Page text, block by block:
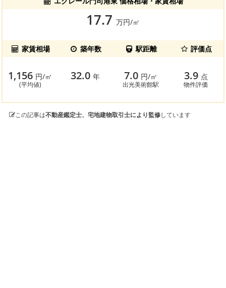
17.7 万円/㎡
家賃相場 築年数 駅距離 評価点
1,156 円/㎡
(平均値)
32.0年 7.0 円/㎡
出光美術館駅
3.9 点
物件評価
この記事は不動産鑑定士、宅地建物取引士により監修しています